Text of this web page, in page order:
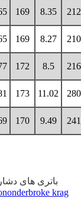
169 8.35 212
169 8.27 210
172 8.5 216
173 11.02 280
170 9.49 241
krag